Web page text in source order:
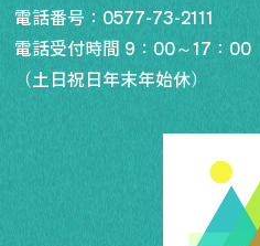
電話番号： 0577-73-2111
電話受付時間 9：00～17：00
（土日祝日年末年始休）